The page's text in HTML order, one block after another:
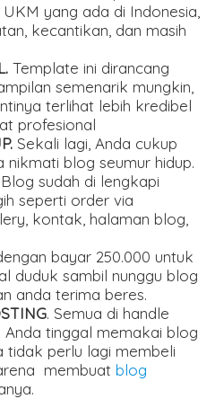
yang ada di Indonesia,
kecantikan, dan masih
Template ini dirancang
semenarik mungkin,
terlihat lebih kredibel
profesional
Sekali lagi, Anda cukup
nikmati blog seumur hidup.
Blog sudah di lengkapi
seperti order via
kontak, halaman blog,
bayar 250.000 untuk
duduk sambil nunggu blog
anda terima beres.
. Semua di handle
Anda tinggal memakai blog
tidak perlu lagi membeli
membuatblog